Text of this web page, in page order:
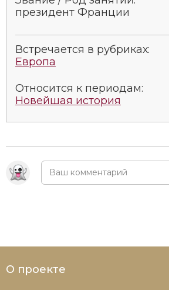
президент Франции
Встречается в рубриках:
Европа
Относится к периодам:
Новейшая история
О проекте